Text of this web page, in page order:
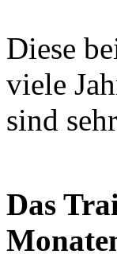
Diese
viele
sind
Das